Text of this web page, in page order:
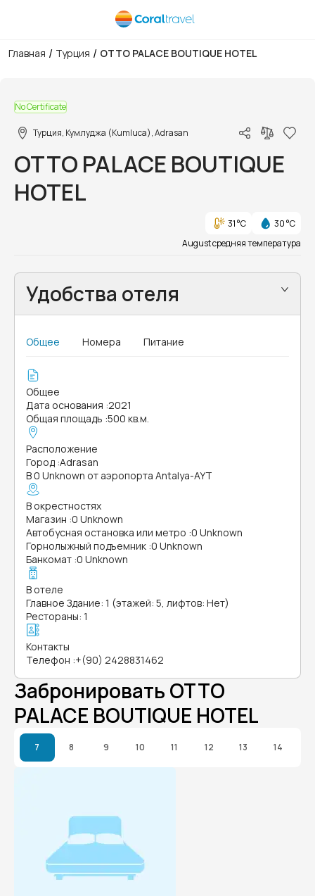
Главная / Турция / OTTO PALACE BOUTIQUE HOTEL
No Certificate
Турция, Кумлуджа (Kumluca), Adrasan
OTTO PALACE BOUTIQUE
HOTEL
31 °C
30 °C
August средняя температура
Удобства отеля
Общее Номера Питание
Общее
Дата основания :2021
Общая площадь :500 кв.м.
Расположение
Город :Adrasan
В 0 Unknown от аэропорта Antalya-AYT
В окрестностях
Магазин :0 Unknown
Автобусная остановка или метро :0 Unknown
Горнолыжный подъемник :0 Unknown
Банкомат :0 Unknown
В отеле
Главное Здание: 1 (этажей: 5, лифтов: Нет)
Рестораны: 1
Контакты
Телефон :+(90) 2428831462
Забронировать OTTO
PALACE BOUTIQUE HOTEL
7 8 9 10 11 12 13 14